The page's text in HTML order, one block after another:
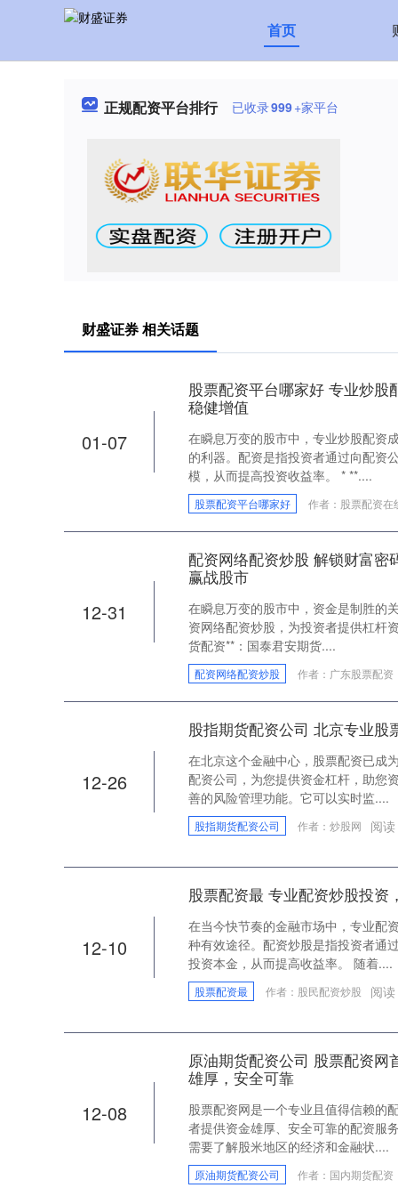
首页
正规配资平台排行 已收录999+家平台
财盛证券 相关话题
01-07
股票配资平台哪家好 专业炒股
稳健增值
在瞬息万变的股市中，专业炒股配资
的利器。配资是指投资者通过向配资
模，从而提高投资收益率。 * **....
股票配资平台哪家好 作者：股票配资在
12-31
配资网络配资炒股 解锁财富密
赢战股市
在瞬息万变的股市中，资金是制胜的
资网络配资炒股，为投资者提供杠杆
货配资**：国泰君安期货....
配资网络配资炒股 作者：广东股票配资
12-26
股指期货配资公司 北京专业股
在北京这个金融中心，股票配资已成
配资公司，为您提供资金杠杆，助您
善的风险管理功能。它可以实时监....
股指期货配资公司 作者：炒股网 阅
12-10
股票配资最 专业配资炒股投资
在当今快节奏的金融市场中，专业配
种有效途径。配资炒股是指投资者通
投资本金，从而提高收益率。 随着....
股票配资最 作者：股民配资炒股 阅
12-08
原油期货配资公司 股票配资网
雄厚，安全可靠
股票配资网是一个专业且值得信赖的
者提供资金雄厚、安全可靠的配资服
需要了解股米地区的经济和金融状....
原油期货配资公司 作者：国内期货配资